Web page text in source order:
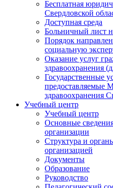
Бесплатная
Свердловской
Доступная среда
Больничный лист
Порядок
социальную
Оказание услуг
здравоохранения
Государственные
предоставляемые
здравоохранения
Учебный центр
Учебный центр
Основные
организации
Структура и
организацией
Документы
Образование
Руководство